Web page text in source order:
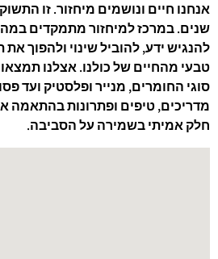
אנחנו חיים ונושמים מיחזור. זו
שנים. במרכז למיחזור מתמקדים במה
להנגיש ידע, להוביל שינוי ולהפוך
טבעי מהחיים של כולנו. אצלנו
סוגי החומרים, מנייר ופלסטיק ועד
מדריכים, טיפים ופתרונות בהתאמה
חלק אמיתי בשמירה על הסביבה.